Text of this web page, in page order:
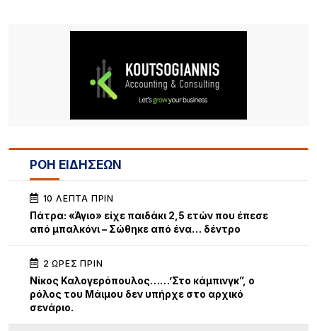
ΡΟΗ ΕΙΔΗΣΕΩΝ
10 ΛΕΠΤΆ ΠΡΙΝ
Πάτρα: «Άγιο» είχε παιδάκι 2,5 ετών που έπεσε
από μπαλκόνι – Σώθηκε από ένα… δέντρο
2 ΏΡΕΣ ΠΡΙΝ
Νίκος Καλογερόπουλος……’Στο κάμπινγκ”, ο
ρόλος του Μάιμου δεν υπήρχε στο αρχικό
σενάριο.